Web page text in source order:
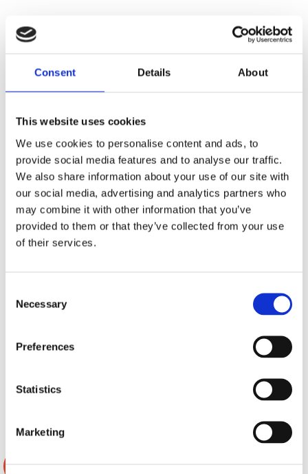
Consent Details About
This website uses cookies
We use cookies to personalise content and ads, to
provide social media features and to analyse our traffic.
We also share information about your use of our site with
our social media, advertising and analytics partners who
may combine it with other information that you’ve
provided to them or that they’ve collected from your use
of their services.
Selection
Necessary
Preferences
Statistics
Marketing
Slut i lager
Bevaka Bevaka
Slut i lager
-27%
7995 kr /paket